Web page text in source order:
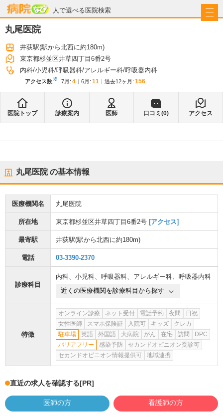
人で選べる医院検索
病院なび
丸尾医院
井荻駅(駅から北西に約180m)
東京都杉並区井草四丁目6番2号
内科 小児科 呼吸器科 アレルギー科 呼吸器内科
アクセス数※ 7月 : 4 6月 : 11 過去12ヶ月: 156
医院トップ 診療案内 医師 口コミ(0) アクセス
丸尾医院の基本情報
医療機関名 丸尾医院
所在地 東京都杉並区井草四丁目6番2号 [アクセス]
最寄駅 井荻駅(駅から北西に約180m)
電話 03-3390-2370
診療科目
内科、 小児科、 呼吸器科、 アレルギー科、 呼吸器内科
近くの医療機関を診療科目から探す
特徴
オンライン診療 ネット受付 電話予約 夜間
日祝
女性医師
スマホ保険証 入院可 キッズ
クレカ
駐車場
英語 外国語 大病院 がん 在宅 訪問
DPC
バリアフリー
感染予防
セカンドオピニオン受診可
セカンドオピニオン情報提供可
地域連携
直近の求人を確認する[PR]
医師の方 看護師の方